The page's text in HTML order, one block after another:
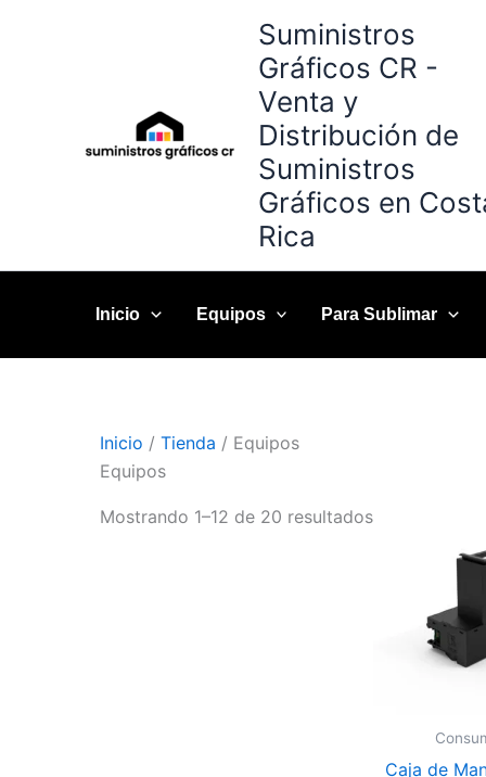
Suministros
Gráficos CR -
Venta y
Distribución de
Suministros
Gráficos en
Rica
Inicio Equipos Para Sublimar
Inicio / Tienda / Equipos
Equipos
Mostrando 1–12 de 20 resultados
Caja de